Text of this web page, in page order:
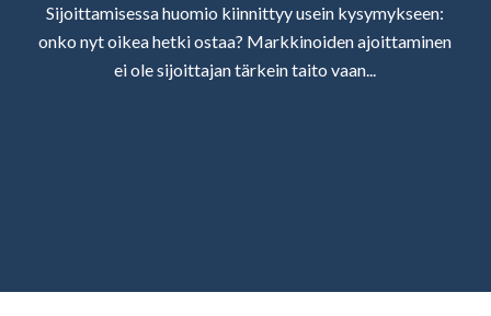
Sijoittamisessa huomio kiinnittyy usein kysymykseen:
onko nyt oikea hetki ostaa? Markkinoiden ajoittaminen
ei ole sijoittajan tärkein taito vaan...